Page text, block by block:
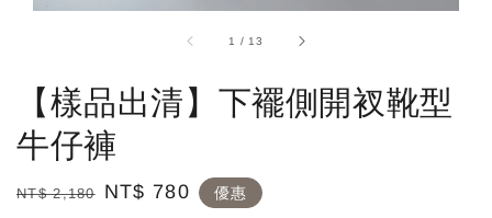
1 / 13
【樣品出清】下襬側開衩靴型
牛仔褲
Regular
NT$ 2,180
Sale
NT$ 780 優惠